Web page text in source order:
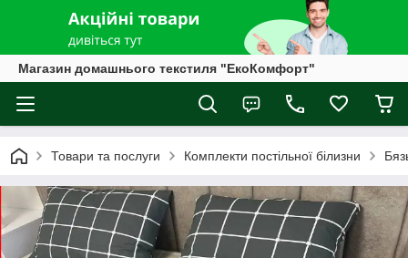
Магазин домашнього текстиля "ЕкоКомфорт"
Товари та послуги Комплекти постільної білизни